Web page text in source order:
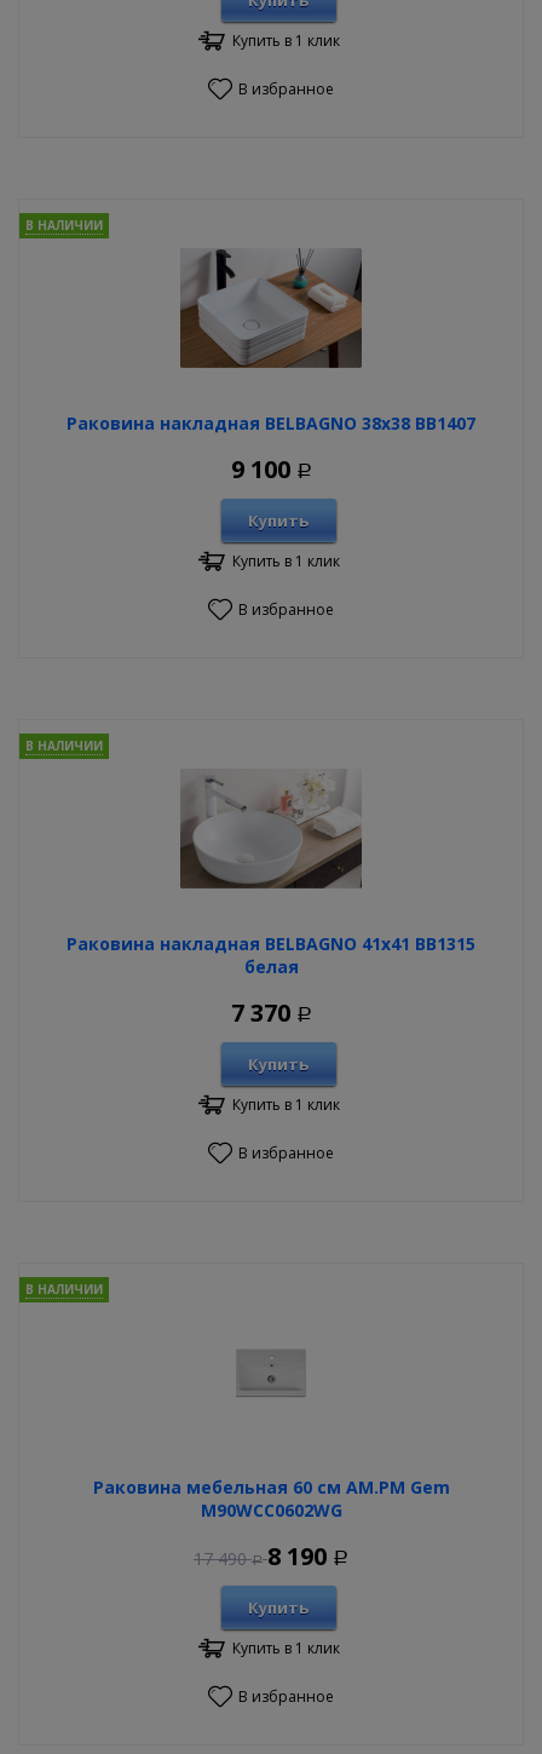
Купить в 1 клик
В избранное
Раковина накладная BELBAGNO 38х38 BB1407
В НАЛИЧИИ
9 100 Р
Купить
Купить в 1 клик
В избранное
Раковина накладная BELBAGNO 41х41 BB1315
белая
В НАЛИЧИИ
7 370 Р
Купить
Купить в 1 клик
В избранное
Раковина мебельная 60 см AM.PM Gem
M90WCC0602WG
В НАЛИЧИИ
17 490 Р 8 190 Р
Купить
Купить в 1 клик
В избранное